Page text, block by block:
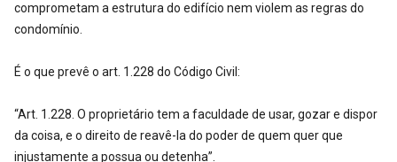
comprometam a estrutura do edifício nem violem as regras do
condomínio.
É o que prevê o art. 1.228 do Código Civil:
“Art. 1.228. O proprietário tem a faculdade de usar, gozar e dispor
da coisa, e o direito de reavê-la do poder de quem quer que
injustamente a possua ou detenha”.